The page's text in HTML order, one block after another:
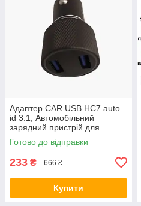
Адаптер CAR USB HC7 auto
id 3.1, Автомобільний
зарядний пристрій для
телефону, навігатора,
камери
Готово до відправки
233 ₴ 666 ₴
Купити